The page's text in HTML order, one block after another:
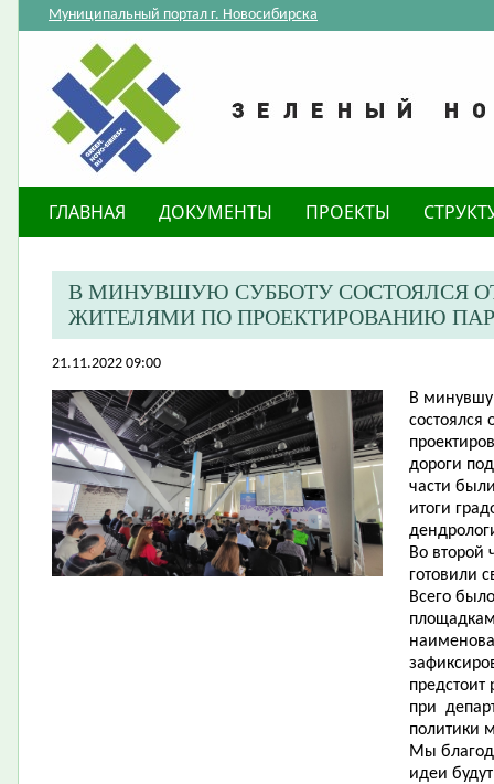
Муниципальный портал г. Новосибирска
ГЛАВНАЯ ДОКУМЕНТЫ ПРОЕКТЫ
В МИНУВШУЮ СУББОТУ СОСТОЯЛСЯ
ЖИТЕЛЯМИ ПО ПРОЕКТИРОВАНИЮ
21.11.2022 09:00
В
дороги
части
итоги
Во второй
готовили
Всего
предстоит
при
политики
Мы
идеи